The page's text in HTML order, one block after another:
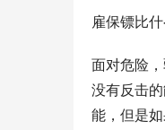
雇保镖比
面对危险
没有反击
能，但是